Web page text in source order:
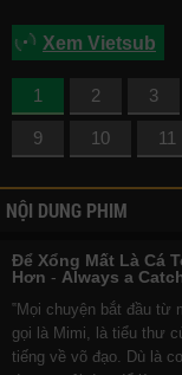
Xem Vietsub
1 2 3
9 10 11
NỘI DUNG PHIM
Để Xổng Mất Là Cá
Hơn - Always a
‟Mọi chuyện bắt đầu từ
gọi là Mimi, là tiểu thư
tiếng về võ đạo. Dù là